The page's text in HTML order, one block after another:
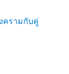
ครามกับคู่